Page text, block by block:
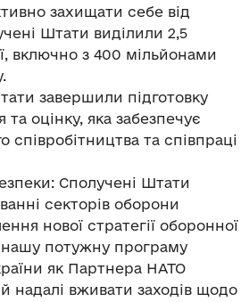
захищати себе від
Штати виділили 2,5
включно з 400 мільйонами
завершили підготовку
оцінку, яка забезпечує
співробітництва та співпраці
Сполучені Штати
секторів оборони
нової стратегії оборонної
потужну програму
як Партнера НАТО
вживати заходів щодо